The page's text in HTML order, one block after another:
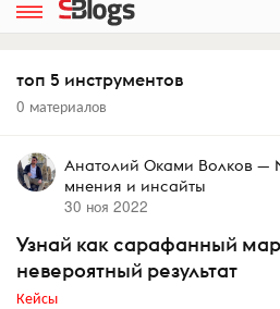
топ 5 инструментов
0 материалов
Анатолий Оками Волков —
мнения и инсайты
30 ноя 2022
Узнай как сарафанный
невероятный результат
Кейсы